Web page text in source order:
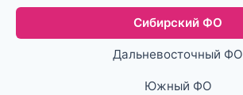
Сибирский ФО
Дальневосточный ФО
Южный ФО